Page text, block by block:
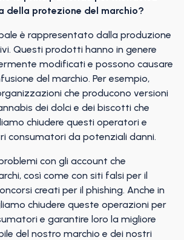
della protezione del marchio?
è rappresentato dalla produzione
Questi prodotti hanno in genere
modificati e possono causare
del marchio. Per esempio,
che producono versioni
dei dolci e dei biscotti che
chiudere questi operatori e
consumatori da potenziali danni.
con gli account che
così come con siti falsi per il
creati per il phishing. Anche in
chiudere queste operazioni per
e garantire loro la migliore
del nostro marchio e dei nostri